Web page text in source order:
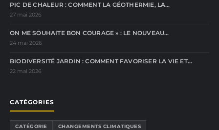
PIC DE CHALEUR : COMMENT LA GÉOTHERMIE, LA…
27 mai 2026
ON ME SOUHAITE BON COURAGE » : LE NOUVEAU…
24 mai 2026
BIODIVERSITÉ JARDIN : COMMENT FAVORISER LA VIE ET…
22 mai 2026
CATÉGORIES
CATÉGORIE CHANGEMENTS CLIMATIQUES